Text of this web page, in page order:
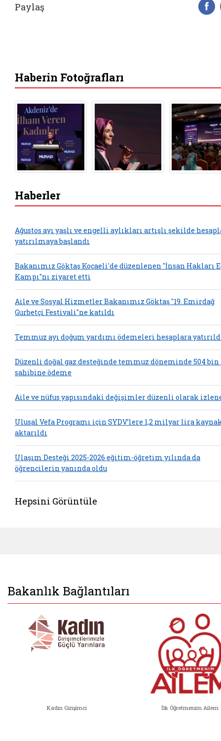
Paylaş
Haberin Fotoğrafları
Haberler
Ağustos ayı yaşlı ve engelli aylıkları artışlı şekilde
yatırılmaya başlandı
Bakanımız Göktaş Kocaeli'de düzenlenen "İnsan Hakları
Kampı"nı ziyaret etti
Aile ve Sosyal Hizmetler Bakanımız Göktaş "19. Emirdağ
Gurbetçi Festivali"ne katıldı
Temmuz ayı doğum yardımı ödemeleri hesaplara
Düzenli doğal gaz desteğinde temmuz döneminde 504
sahibine ödeme
Aile ve nüfus yapısındaki değişimler düzenli olarak
Ulusal Vefa Programı için SYDV’lere 1,2 milyar lira
aktarıldı
Ulaşım Desteği 2025-2026 eğitim-öğretim yılında da
öğrencilerin yanında oldu
Hepsini Görüntüle
Bakanlık Bağlantıları
Kadın Girişimci İlk Öğretmenim Ailem